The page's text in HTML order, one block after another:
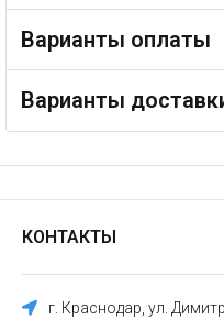
Варианты оплаты
Варианты
КОНТАКТЫ
г. Краснодар, ул.